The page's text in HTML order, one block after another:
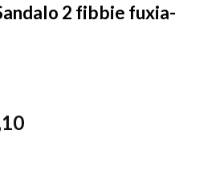
2 fibbie fuxia-